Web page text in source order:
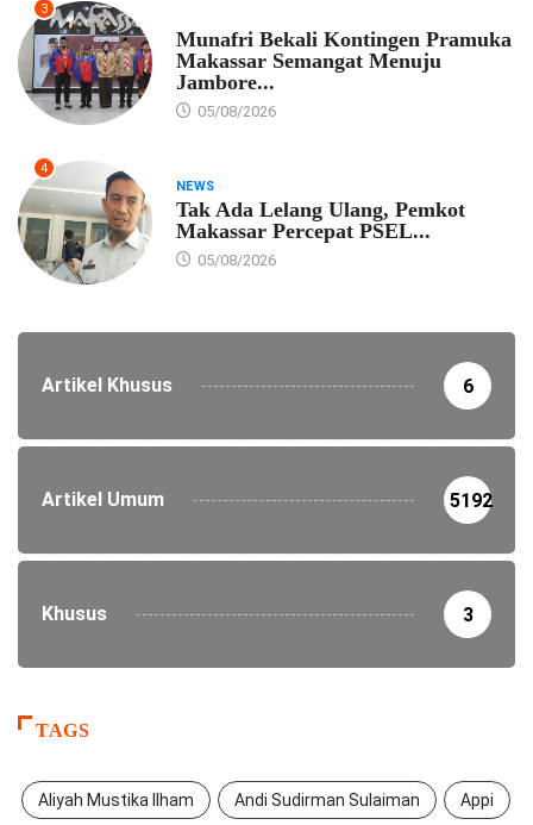
3
Munafri Bekali Kontingen Pramuka
Makassar Semangat Menuju
Jambore...
05/08/2026
4
NEWS
Tak Ada Lelang Ulang, Pemkot
Makassar Percepat PSEL...
05/08/2026
Artikel Khusus 6
Artikel Umum 5192
Khusus 3
TAGS
Aliyah Mustika Ilham Andi Sudirman Sulaiman Appi